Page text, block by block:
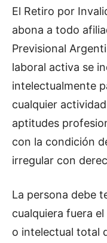
El Retiro por
abona a todo
Previsional
laboral activa se
intelectualmente
cualquier
aptitudes
con la condición
irregular con
La persona debe
cualquiera fuera
o intelectual total